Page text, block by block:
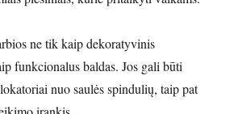
ne tik kaip dekoratyvinis
funkcionalus baldas. Jos gali būti
nuo saulės spindulių, taip pat